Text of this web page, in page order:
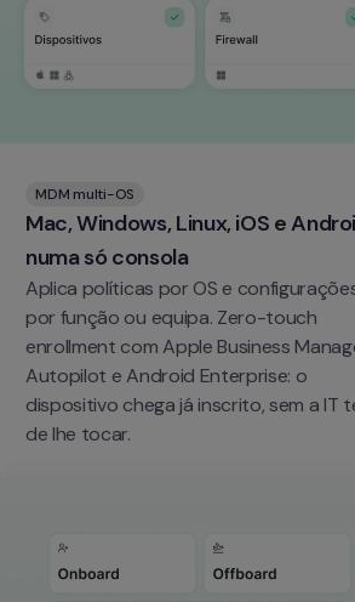
MDM multi-OS
Mac, Windows, Linux, iOS e
numa só consola
Aplica políticas por OS e
por função ou equipa. Zero-touch
enrollment com Apple Business
Autopilot e Android Enterprise: o
dispositivo chega já inscrito, sem a IT
de lhe tocar.